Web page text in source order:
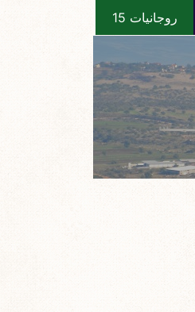
روجانيات 15